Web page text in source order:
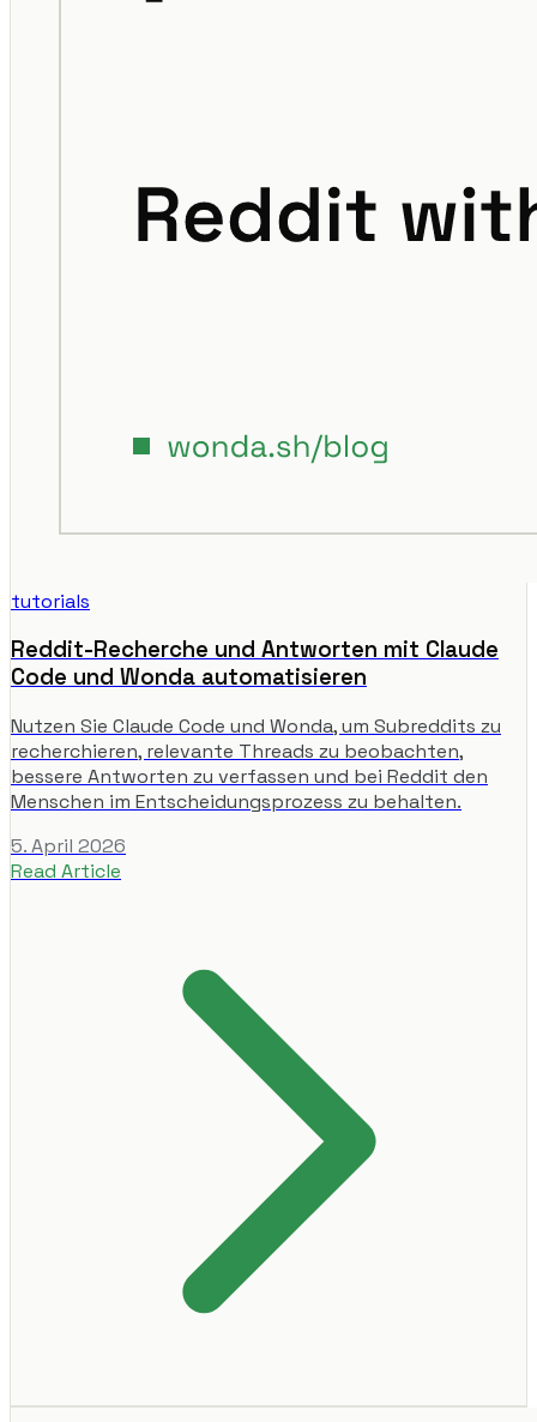
tutorials
Reddit-Recherche und Antworten mit Claude
Code und Wonda automatisieren
Nutzen Sie Claude Code und Wonda, um Subreddits zu
recherchieren, relevante Threads zu beobachten,
bessere Antworten zu verfassen und bei Reddit den
Menschen im Entscheidungsprozess zu behalten.
5. April 2026
Read Article